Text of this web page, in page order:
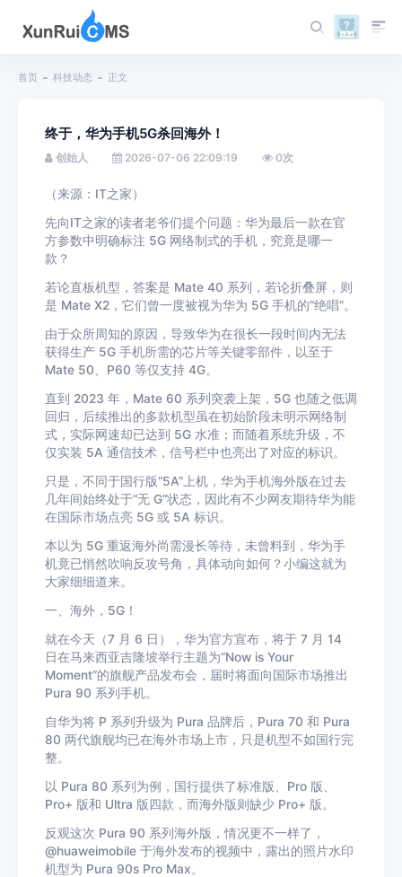
首页 科技动态 正文
终于，华为手机5G杀回海外！
创始人 2026-07-06 22:09:19 0次
（来源：IT之家）
先向IT之家的读者老爷们提个问题：华为最后一款在官
方参数中明确标注 5G 网络制式的手机，究竟是哪一
款？
若论直板机型，答案是 Mate 40 系列，若论折叠屏，则
是 Mate X2，它们曾一度被视为华为 5G 手机的“绝唱”。
由于众所周知的原因，导致华为在很长一段时间内无法
获得生产 5G 手机所需的芯片等关键零部件，以至于
Mate 50、P60 等仅支持 4G。
直到 2023 年，Mate 60 系列突袭上架，5G 也随之低调
回归，后续推出的多款机型虽在初始阶段未明示网络制
式，实际网速却已达到 5G 水准；而随着系统升级，不
仅实装 5A 通信技术，信号栏中也亮出了对应的标识。
只是，不同于国行版“5A”上机，华为手机海外版在过去
几年间始终处于“无 G”状态，因此有不少网友期待华为能
在国际市场点亮 5G 或 5A 标识。
本以为 5G 重返海外尚需漫长等待，未曾料到，华为手
机竟已悄然吹响反攻号角，具体动向如何？小编这就为
大家细细道来。
一、海外，5G！
就在今天（7 月 6 日），华为官方宣布，将于 7 月 14
日在马来西亚吉隆坡举行主题为“Now is Your
Moment”的旗舰产品发布会，届时将面向国际市场推出
Pura 90 系列手机。
自华为将 P 系列升级为 Pura 品牌后，Pura 70 和 Pura
80 两代旗舰均已在海外市场上市，只是机型不如国行完
整。
以 Pura 80 系列为例，国行提供了标准版、Pro 版、
Pro+ 版和 Ultra 版四款，而海外版则缺少 Pro+ 版。
反观这次 Pura 90 系列海外版，情况更不一样了，
@huaweimobile 于海外发布的视频中，露出的照片水印
机型为 Pura 90s Pro Max。